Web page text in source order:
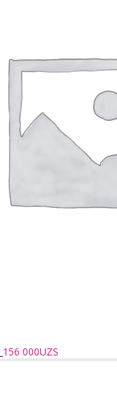
156 000UZS